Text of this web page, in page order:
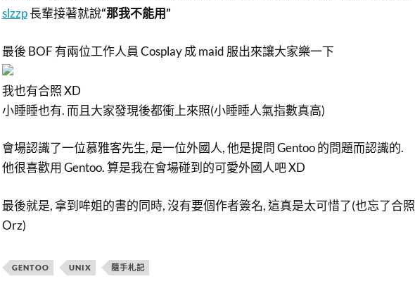
slzzp長輩接著就說“那我不能用”
最後 BOF 有兩位工作人員 Cosplay 成 maid 服出來讓大家樂一下
我也有合照 XD
小睡睡也有. 而且大家發現後都衝上來照(小睡睡人氣指數真高)
會場認識了一位慕雅客先生, 是一位外國人, 他是提問 Gentoo 的問題而認識的.
他很喜歡用 Gentoo. 算是我在會場碰到的可愛外國人吧 XD
最後就是, 拿到哞姐的書的同時, 沒有要個作者簽名, 這真是太可惜了(也忘了合照
Orz)
GENTOO UNIX 隨手札記